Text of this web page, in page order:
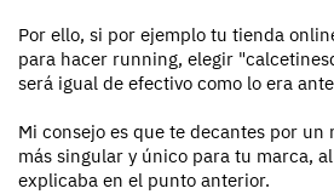
Por ello, si por ejemplo tu tienda
para hacer running, elegir
será igual de efectivo como lo era
Mi consejo es que te decantes por
más singular y único para tu marca,
explicaba en el punto anterior.